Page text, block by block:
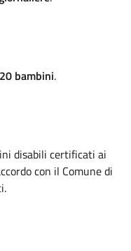
20 bambini.
disabili certificati ai
con il Comune di
.